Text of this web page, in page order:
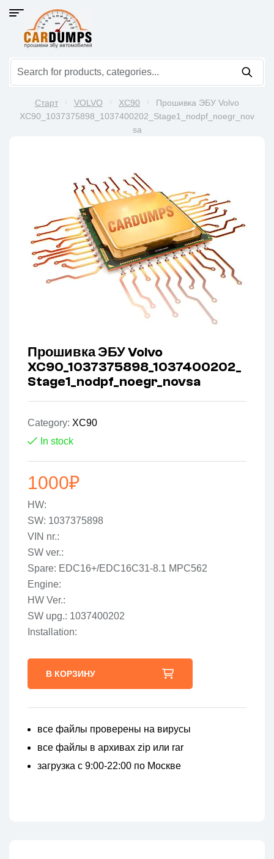
Старт VOLVO XC90
Прошивка ЭБУ Volvo
XC90_1037375898_1037400202_Stage1_nodpf_noegr_nov
sa
Прошивка ЭБУ Volvo
XC90_1037375898_1037400202_
Stage1_nodpf_noegr_novsa
Category: XC90
In stock
1000₽
HW:
SW: 1037375898
VIN nr.:
SW ver.:
Spare: EDC16+/EDC16C31-8.1 MPC562
Engine:
HW Ver.:
SW upg.: 1037400202
Installation:
В КОРЗИНУ
все файлы проверены на вирусы
все файлы в архивах zip или rar
загрузка с 9:00-22:00 по Москве